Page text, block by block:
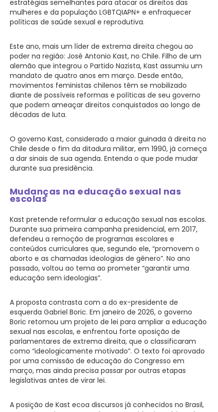
estratégias semelhantes para atacar os direitos das
mulheres e da população LGBTQIAPN+ e enfraquecer
políticas de saúde sexual e reprodutiva.
Este ano, mais um líder de extrema direita chegou ao
poder na região: José Antonio Kast, no Chile. Filho de um
alemão que integrou o Partido Nazista, Kast assumiu um
mandato de quatro anos em março. Desde então,
movimentos feministas chilenos têm se mobilizado
diante de possíveis reformas e políticas de seu governo
que podem ameaçar direitos conquistados ao longo de
décadas de luta.
O governo Kast, considerado a maior guinada à direita no
Chile desde o fim da ditadura militar, em 1990, já começa
a dar sinais de sua agenda. Entenda o que pode mudar
durante sua presidência.
Mudanças na educação sexual nas
escolas
Kast pretende reformular a educação sexual nas escolas.
Durante sua primeira campanha presidencial, em 2017,
defendeu a remoção de programas escolares e
conteúdos curriculares que, segundo ele, “promovem o
aborto e as chamadas ideologias de gênero”. No ano
passado, voltou ao tema ao prometer “garantir uma
educação sem ideologias”.
A proposta contrasta com a do ex-presidente de
esquerda Gabriel Boric. Em janeiro de 2026, o governo
Boric retomou um projeto de lei para ampliar a educação
sexual nas escolas, e enfrentou forte oposição de
parlamentares de extrema direita, que o classificaram
como “ideologicamente motivado”. O texto foi aprovado
por uma comissão de educação do Congresso em
março, mas ainda precisa passar por outras etapas
legislativas antes de virar lei.
A posição de Kast ecoa discursos já conhecidos no Brasil,